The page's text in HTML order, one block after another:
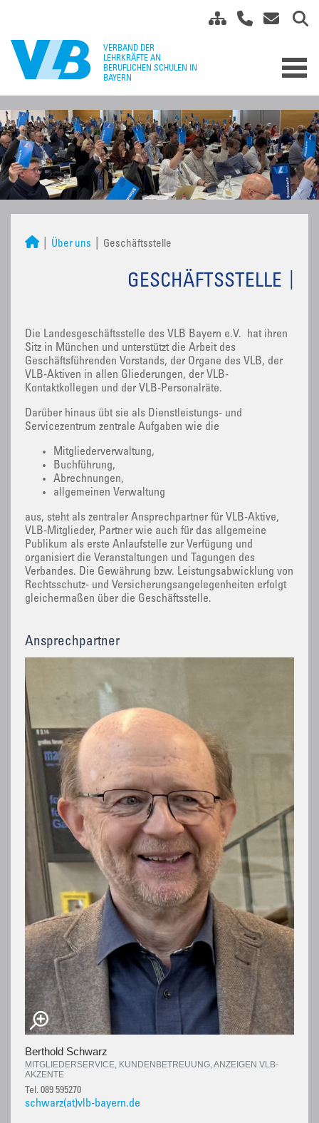
Über uns Geschäftsstelle
GESCHÄFTSSTELLE
Die Landesgeschäftsstelle des VLB Bayern e.V. hat ihren
Sitz in München und unterstützt die Arbeit des
Geschäftsführenden Vorstands, der Organe des VLB, der
VLB-Aktiven in allen Gliederungen, der VLB-
Kontaktkollegen und der VLB-Personalräte.
Darüber hinaus übt sie als Dienstleistungs- und
Servicezentrum zentrale Aufgaben wie die
Mitgliederverwaltung,
Buchführung,
Abrechnungen,
allgemeinen Verwaltung
aus, steht als zentraler Ansprechpartner für VLB-Aktive,
VLB-Mitglieder, Partner wie auch für das allgemeine
Publikum als erste Anlaufstelle zur Verfügung und
organisiert die Veranstaltungen und Tagungen des
Verbandes. Die Gewährung bzw. Leistungsabwicklung von
Rechtsschutz- und Versicherungsangelegenheiten erfolgt
gleichermaßen über die Geschäftsstelle.
Ansprechpartner
Berthold Schwarz
MITGLIEDERSERVICE, KUNDENBETREUUNG, ANZEIGEN VLB-
AKZENTE
Tel. 089 595270
schwarz(at)vlb-bayern.de